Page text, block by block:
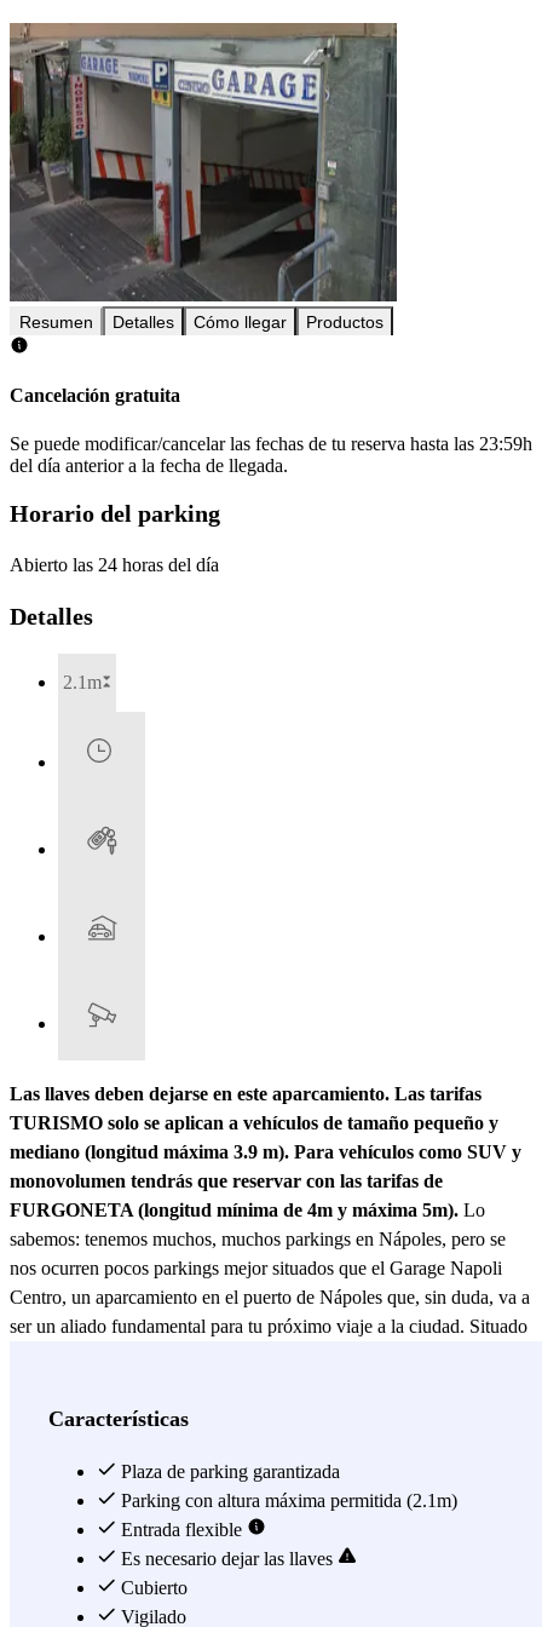
Resumen Detalles Cómo llegar Productos
Cancelación gratuita
Se puede modificar/cancelar las fechas de tu reserva hasta las 23:59h
del día anterior a la fecha de llegada.
Horario del parking
Abierto las 24 horas del día
Detalles
2.1m
Las llaves deben dejarse en este aparcamiento. Las tarifas
TURISMO solo se aplican a vehículos de tamaño pequeño y
mediano (longitud máxima 3.9 m). Para vehículos como SUV y
monovolumen tendrás que reservar con las tarifas de
FURGONETA (longitud mínima de 4m y máxima 5m). Lo
sabemos: tenemos muchos, muchos parkings en Nápoles, pero se
nos ocurren pocos parkings mejor situados que el Garage Napoli
Centro, un aparcamiento en el puerto de Nápoles que, sin duda, va a
ser un aliado fundamental para tu próximo viaje a la ciudad. Situado
zonas más turísticas de la ciudad: su puerto. Lo primero que tienes
Nápoles. Esto te va a venir genial si vienes de viaje y llegas de
noche a la ciudad. Ya sabes que el Garage Napoli Centro va a estar
siempre disponible, llegues a la hora que llegues. Segundo, no solo
vas a poder ir con tu coche, también podrás aparcar tu moto y tu
furgoneta en Nápoles en este parking, ya que acepta estos tres tipos
de vehículos. Por si esto fuera poco, se encuentra al lado del Golden
Características
Plaza de parking garantizada
Parking con altura máxima permitida (2.1m)
Entrada flexible
Es necesario dejar las llaves
Cubierto
Vigilado